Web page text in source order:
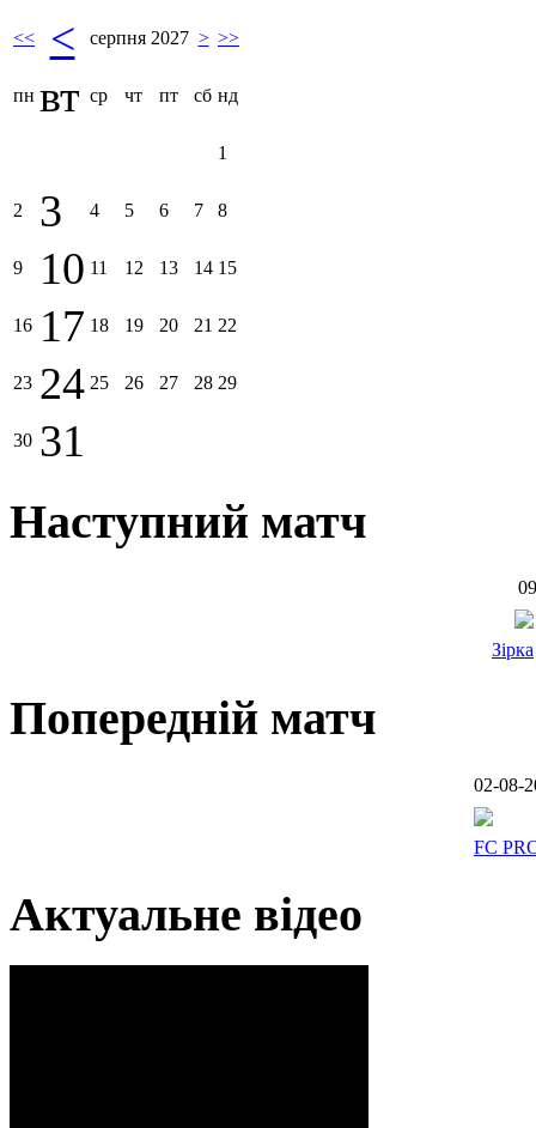
<< < серпня 2027 > >>
пн вт ср чт пт сб нд
1
2 3 4 5 6 7 8
9 10 11 12 13 14 15
16 17 18 19 20 21 22
23 24 25 26 27 28 29
30 31
Наступний матч
Зірка
Попередній матч
02-08-
FC
Актуальне відео